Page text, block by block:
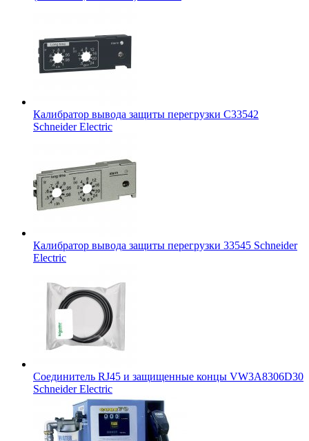
Калибратор вывода защиты перегрузки C33542
Schneider Electric
Калибратор вывода защиты перегрузки 33545 Schneider
Electric
Соединитель RJ45 и защищенные концы VW3A8306D30
Schneider Electric